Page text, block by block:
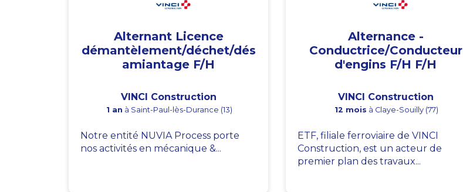
Alternant Licence
démantèlement/déchet/dés
amiantage F/H
VINCI Construction
1 an à Saint-Paul-lès-Durance (13)
Notre entité NUVIA Process porte
nos activités en mécanique &...
Alternance -
Conductrice/Conducteur
d'engins F/H F/H
VINCI Construction
12 mois à Claye-Souilly (77)
ETF, filiale ferroviaire de VINCI
Construction, est un acteur de
premier plan des travaux...